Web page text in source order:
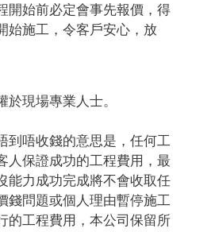
開始前必定會事先報價，得
始施工，令客戶安心，放
現場專業人士。
到唔收錢的意思是，任何工
人保證成功的工程費用，最
能力成功完成將不會收取任
錢問題或個人理由暫停施工
的工程費用，本公司保留所